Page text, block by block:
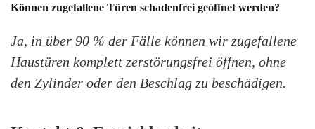
Können zugefallene Türen schadenfrei geöffnet werden?
Ja, in über 90 % der Fälle können wir zugefallene
Haustüren komplett zerstörungsfrei öffnen, ohne
den Zylinder oder den Beschlag zu beschädigen.